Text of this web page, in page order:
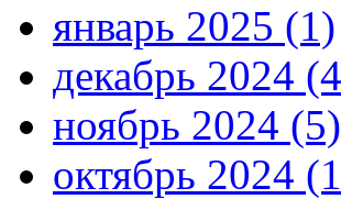
январь 2025 (1)
декабрь 2024
ноябрь 2024 (5)
октябрь 2024